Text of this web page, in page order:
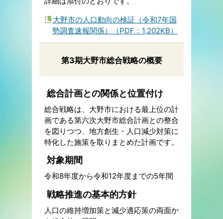
大野市の人口動向の検証（令和7年国
勢調査速報関係）（PDF：1,202KB）
第3期大野市総合戦略の概要
総合計画との関係と位置付け
総合戦略は、大野市における最上位の計
画である第六次大野市総合計画との整合
を図りつつ、地方創生・人口減少対策に
特化した施策を取りまとめた計画です。
対象期間
令和8年度から令和12年度までの5年間
戦略推進の基本的方針
人口の維持増加策と減少適応策の両面か